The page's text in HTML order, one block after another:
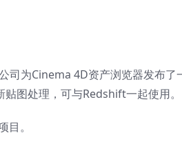
司为Cinema 4D资产浏览器发布了
图处理，可与Redshift一起使用。
。